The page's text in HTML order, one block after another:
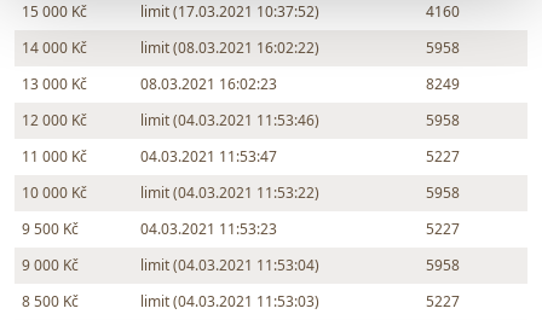
15 000 Kč
limit (17.03.2021 10:37:52)
4160
14 000 Kč
limit (08.03.2021 16:02:22)
5958
13 000 Kč
08.03.2021 16:02:23
8249
12 000 Kč
limit (04.03.2021 11:53:46)
5958
11 000 Kč
04.03.2021 11:53:47
5227
10 000 Kč
limit (04.03.2021 11:53:22)
5958
9 500 Kč
04.03.2021 11:53:23
5227
9 000 Kč
limit (04.03.2021 11:53:04)
5958
8 500 Kč
limit (04.03.2021 11:53:03)
5227